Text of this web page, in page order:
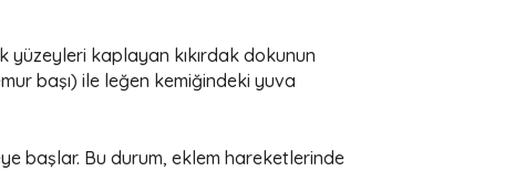
yüzeyleri kaplayan kıkırdak dokunun
başı) ile leğen kemiğindeki yuva
başlar. Bu durum, eklem hareketlerinde